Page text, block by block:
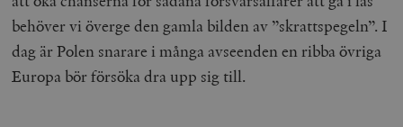
behöver vi överge den gamla bilden av ”skrattspegeln”. I
dag är Polen snarare i många avseenden en ribba övriga
Europa bör försöka dra upp sig till.
Strikt nödvändiga kakor tillåter
kärnwebbplatsfunktioner som användarinloggning
och kontohantering. Webbplatsen kan inte användas
ordentligt utan strikt nödvändiga cookies.
Namn